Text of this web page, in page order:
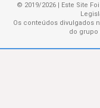
© 2019/2026 | Este Site
Os conteúdos divulgados
do grupo